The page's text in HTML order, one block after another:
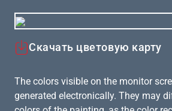
Скачать цветовую карту
The colors visible on the monitor
generated electronically. They may